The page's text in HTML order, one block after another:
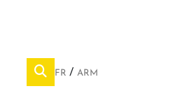
FR ARM